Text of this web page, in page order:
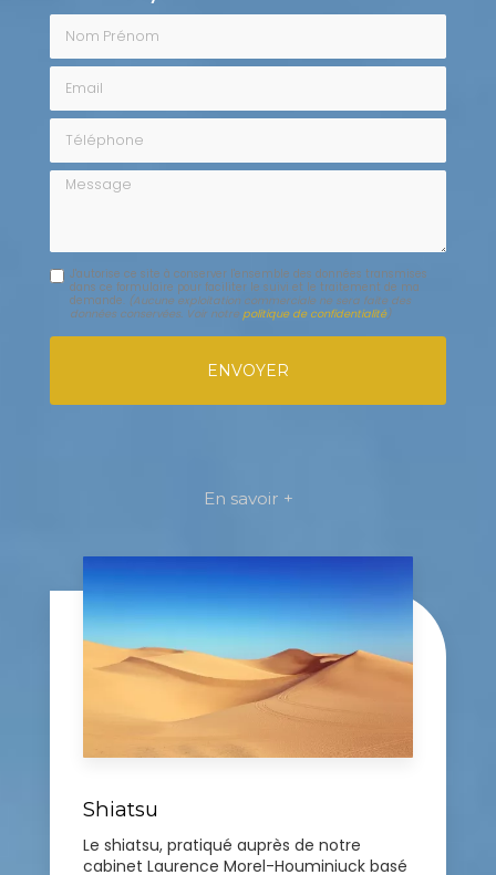
Nom Prénom
Email
Message
J'autorise ce site à conserver l'ensemble des données transmises
dans ce formulaire pour faciliter le suivi et le traitement de ma
demande.
(Aucune exploitation commerciale ne sera faite des
données conservées. Voir notre politique de confidentialité)
En savoir +
Shiatsu
Le shiatsu, pratiqué auprès de notre
cabinet Laurence Morel-Houminiuck basé